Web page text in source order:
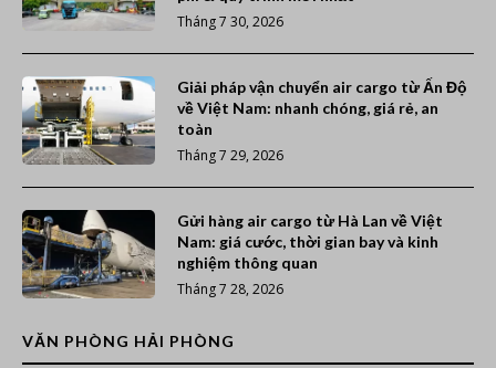
Tháng 7 30, 2026
Giải pháp vận chuyển air cargo từ Ấn Độ
về Việt Nam: nhanh chóng, giá rẻ, an
toàn
Tháng 7 29, 2026
Gửi hàng air cargo từ Hà Lan về Việt
Nam: giá cước, thời gian bay và kinh
nghiệm thông quan
Tháng 7 28, 2026
VĂN PHÒNG HẢI PHÒNG